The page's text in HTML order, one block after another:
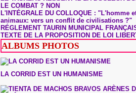
LE COMBAT ? NON
L'INTÉGRALE DU COLLOQUE : "L'homme
animaux: vers un conflit de civilisations ?"
RÉGLEMENT TAURIN MUNICIPAL
TEXTE DE LA PROPOSITION DE LOI
ALBUMS PHOTOS
LA CORRID EST UN HUMANISME